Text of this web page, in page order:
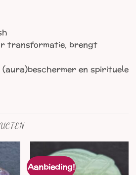
transformatie, brengt
en spirituele
Aanbieding!